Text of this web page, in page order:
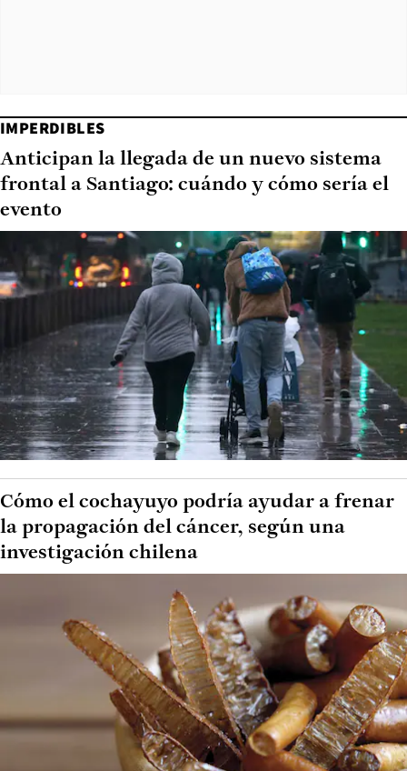
IMPERDIBLES
Anticipan la llegada de un nuevo sistema
frontal a Santiago: cuándo y cómo sería el
evento
Cómo el cochayuyo podría ayudar a frenar
la propagación del cáncer, según una
investigación chilena